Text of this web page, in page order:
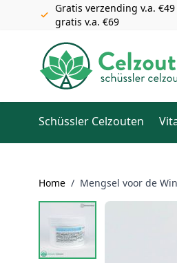
Gratis verzending v.a.
gratis v.a. €69
Schüssler Celzouten
Home / Mengsel voor de